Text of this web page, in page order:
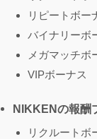
リピートボー
バイナリーボ
メガマッチボ
VIPボーナス
NIKKENの報酬
リクルートボ